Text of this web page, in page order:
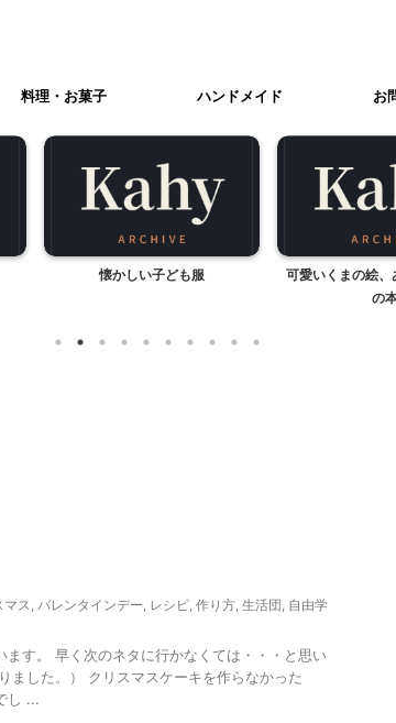
料理・お菓子 ハンドメイド お
懐かしい子ども服
可愛いくまの絵
の
マス バレンタインデー レシピ 作り方 生活団 自由学
す。 早く次のネタに行かなくては・・・と思い
ました。） クリスマスケーキを作らなかった
し ...